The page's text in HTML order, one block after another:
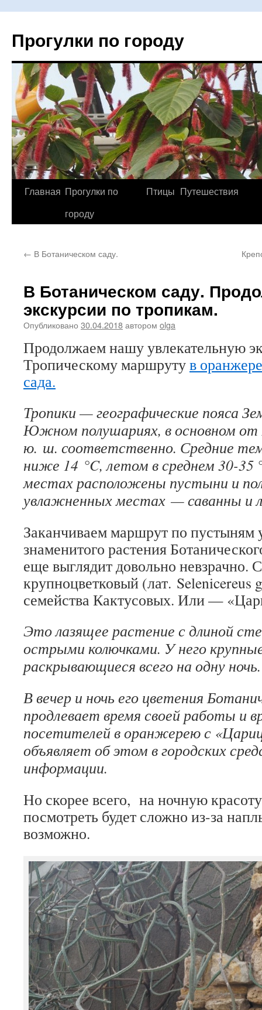
Прогулки по городу
Перейти
Главная Прогулки по
городу
Птицы Путешествия
← В Ботаническом саду.
В Ботаническом саду.
экскурсии по тропикам.
Опубликовано 30.04.2018автором olga
Продолжаем нашу увлекательную
Тропическому маршрутув
сада.
Тропики — географические пояса
Южном полушариях, в основном от
ю. ш. соответственно. Средние
ниже 14 °C, летом в среднем 30-35
местах расположены пустыни и
увлажненных местах — саванны и
Заканчиваем маршрут по пустыням
знаменитого растения
еще выглядит довольно невзрачно.
крупноцветковый (лат. Selenicereus
семейства Кактусовых. Или —
Это лазящее растение с длиной
острыми колючками. У него
раскрывающиеся всего на одну ночь.
В вечер и ночь его цветения
продлевает время своей работы и
посетителей в оранжерею с
объявляет об этом в городских
информации.
Но скорее всего, на ночную
посмотреть будет сложно из-за
возможно.